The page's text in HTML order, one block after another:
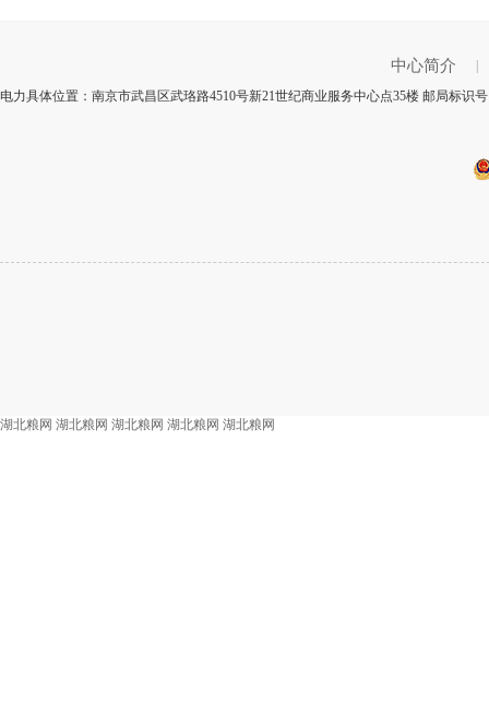
中心简介
电力具体位置：南京市武昌区武珞路4510号新21世纪商业服务中心点35楼 邮局标识
湖北粮网 湖北粮网 湖北粮网 湖北粮网 湖北粮网